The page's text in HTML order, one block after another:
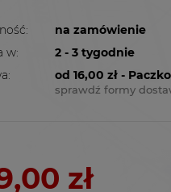
na zamówienie
w:
2 - 3 tygodnie
od 16,00 zł -
nie zawiera ewentualnych
sprawdź formy
zł